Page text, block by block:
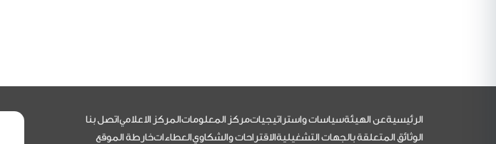
التذييل
الرئيسيةعن الهيئةسياسات واستراتيجياتمركز المعلوماتالمركز الاعلامياتصل بنا
الوثائق المتعلقة بالجهات التشغيليةالاقتراحات والشكاويالعطاءاتخارطة الموقع